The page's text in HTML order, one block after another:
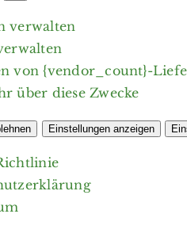
verwalten
von {vendor_count}-
über diese Zwecke
Einstellungen anzeigen